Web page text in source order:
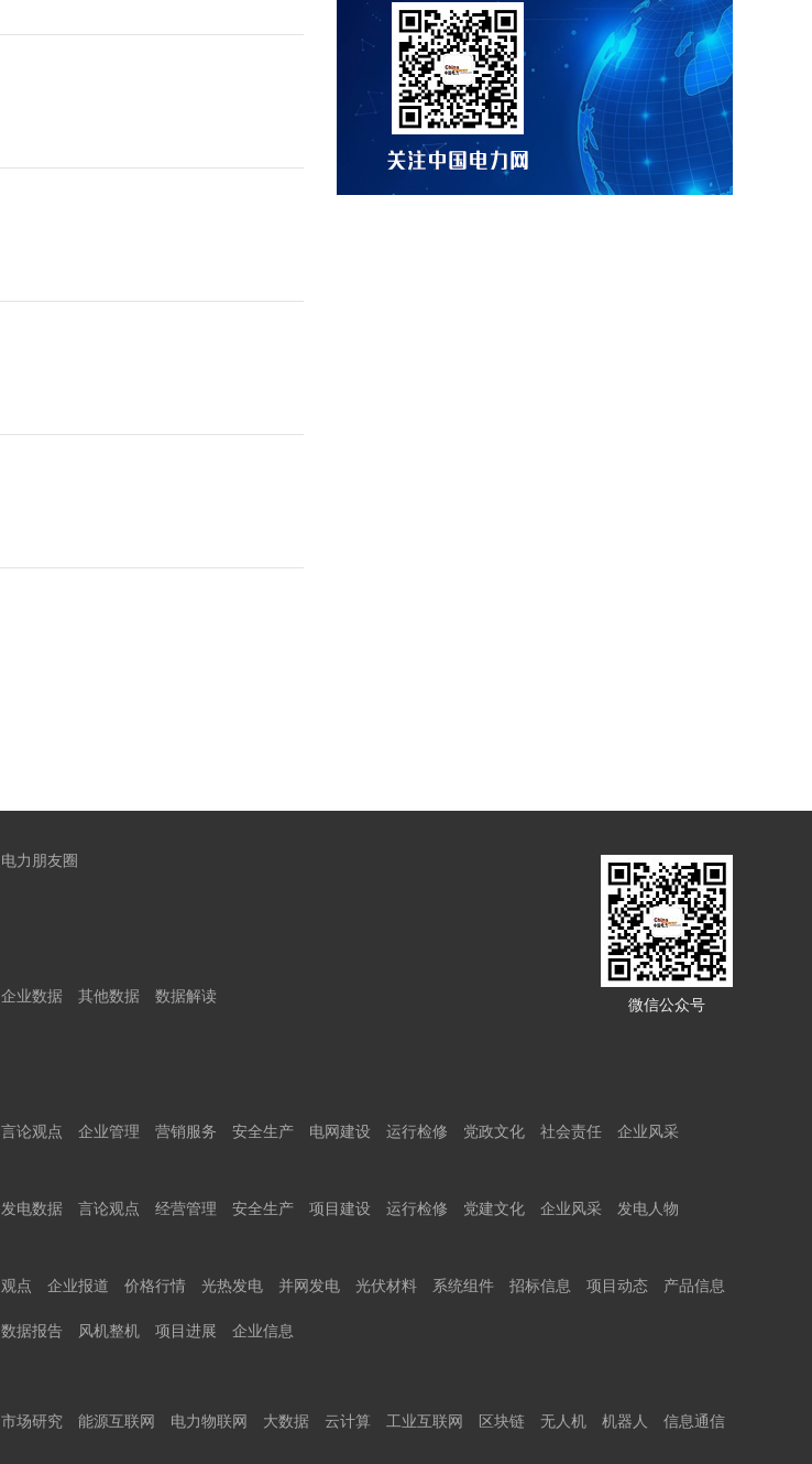
微信公众号
电力朋友圈
企业数据 其他数据 数据解读
言论观点 企业管理 营销服务 安全生产 电网建设 运行检修 党政文化 社会责任
企业风采
发电数据 言论观点 经营管理 安全生产 项目建设 运行检修 党建文化 企业风采
发电人物
观点 企业报道 价格行情 光热发电 并网发电 光伏材料 系统组件 招标信息 项目动态 产品信息
数据报告 风机整机 项目进展 企业信息
市场研究 能源互联网 电力物联网 大数据 云计算 工业互联网 区块链 无人机 机器人
信息通信